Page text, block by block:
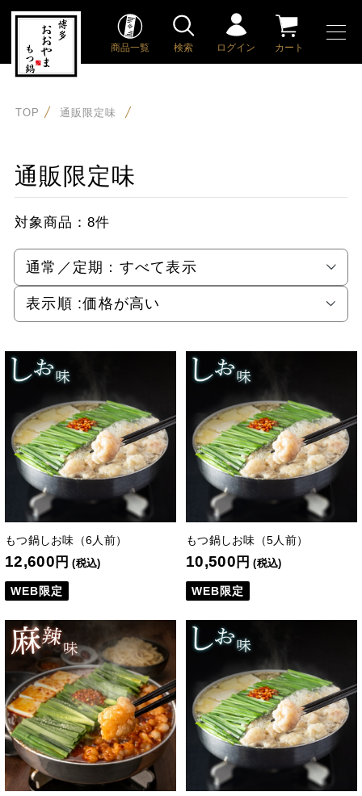
商品一覧 検索 ログイン カート
TOP 通販限定味
通販限定味
対象商品： 8件
通常／定期： すべて表示
表示順 :価格が高い
もつ鍋しお味（6人前）
12,600 円 (税込)
WEB限定
もつ鍋しお味（5人前）
10,500 円 (税込)
WEB限定